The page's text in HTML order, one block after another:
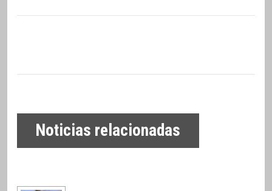
Noticias relacionadas